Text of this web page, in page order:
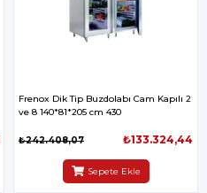
Frenox Dik Tip Buzdolabı Cam Kapılı 2
ve 8 140*81*205 cm 430
₺133.324,44
₺242.408,07
Sepete Ekle